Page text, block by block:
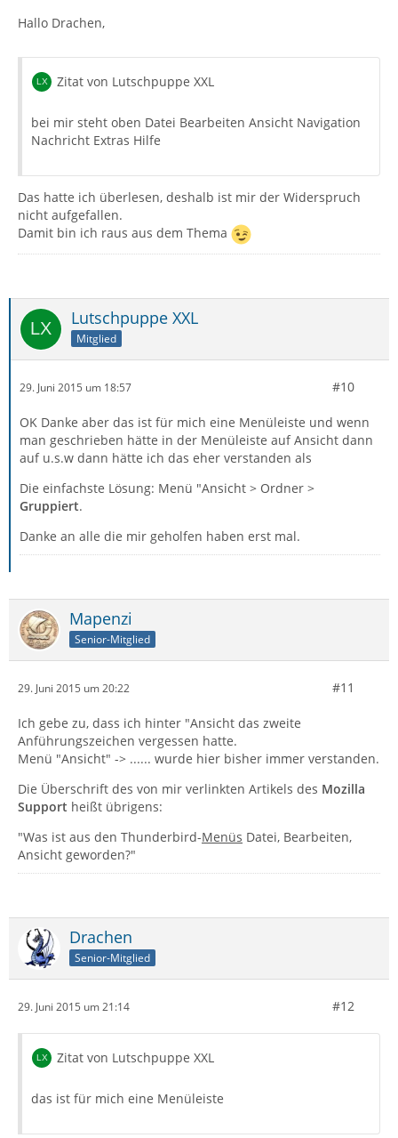
Hallo Drachen,
Zitat von Lutschpuppe XXL
bei mir steht oben Datei Bearbeiten Ansicht Navigation
Nachricht Extras Hilfe
Das hatte ich überlesen, deshalb ist mir der Widerspruch
nicht aufgefallen.
Damit bin ich raus aus dem Thema
Lutschpuppe XXL
Mitglied
29. Juni 2015 um 18:57 #10
OK Danke aber das ist für mich eine Menüleiste und wenn
man geschrieben hätte in der Menüleiste auf Ansicht dann
auf u.s.w dann hätte ich das eher verstanden als
Die einfachste Lösung: Menü "Ansicht > Ordner >
Gruppiert.
Danke an alle die mir geholfen haben erst mal.
Mapenzi
Senior-Mitglied
29. Juni 2015 um 20:22 #11
Ich gebe zu, dass ich hinter "Ansicht das zweite
Anführungszeichen vergessen hatte.
Menü "Ansicht" -> ...... wurde hier bisher immer verstanden.
Die Überschrift des von mir verlinkten Artikels des Mozilla
Support heißt übrigens:
"Was ist aus den Thunderbird-Menüs Datei, Bearbeiten,
Ansicht geworden?"
Drachen
Senior-Mitglied
29. Juni 2015 um 21:14 #12
Zitat von Lutschpuppe XXL
das ist für mich eine Menüleiste